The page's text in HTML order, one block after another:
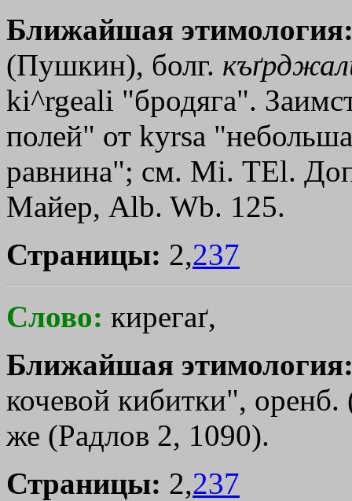
Ближайшая
(Пушкин), болг.
ki^rgeali "бродяга".
полей" от kyrѕa
равнина"; см. Мi. ТЕl.
Майер, Alb. Wb. 125.
Страницы: 2,237
Слово: кирегаґ,
Ближайшая
кочевой кибитки", оренб.
же (Радлов 2, 1090).
Страницы: 2,237